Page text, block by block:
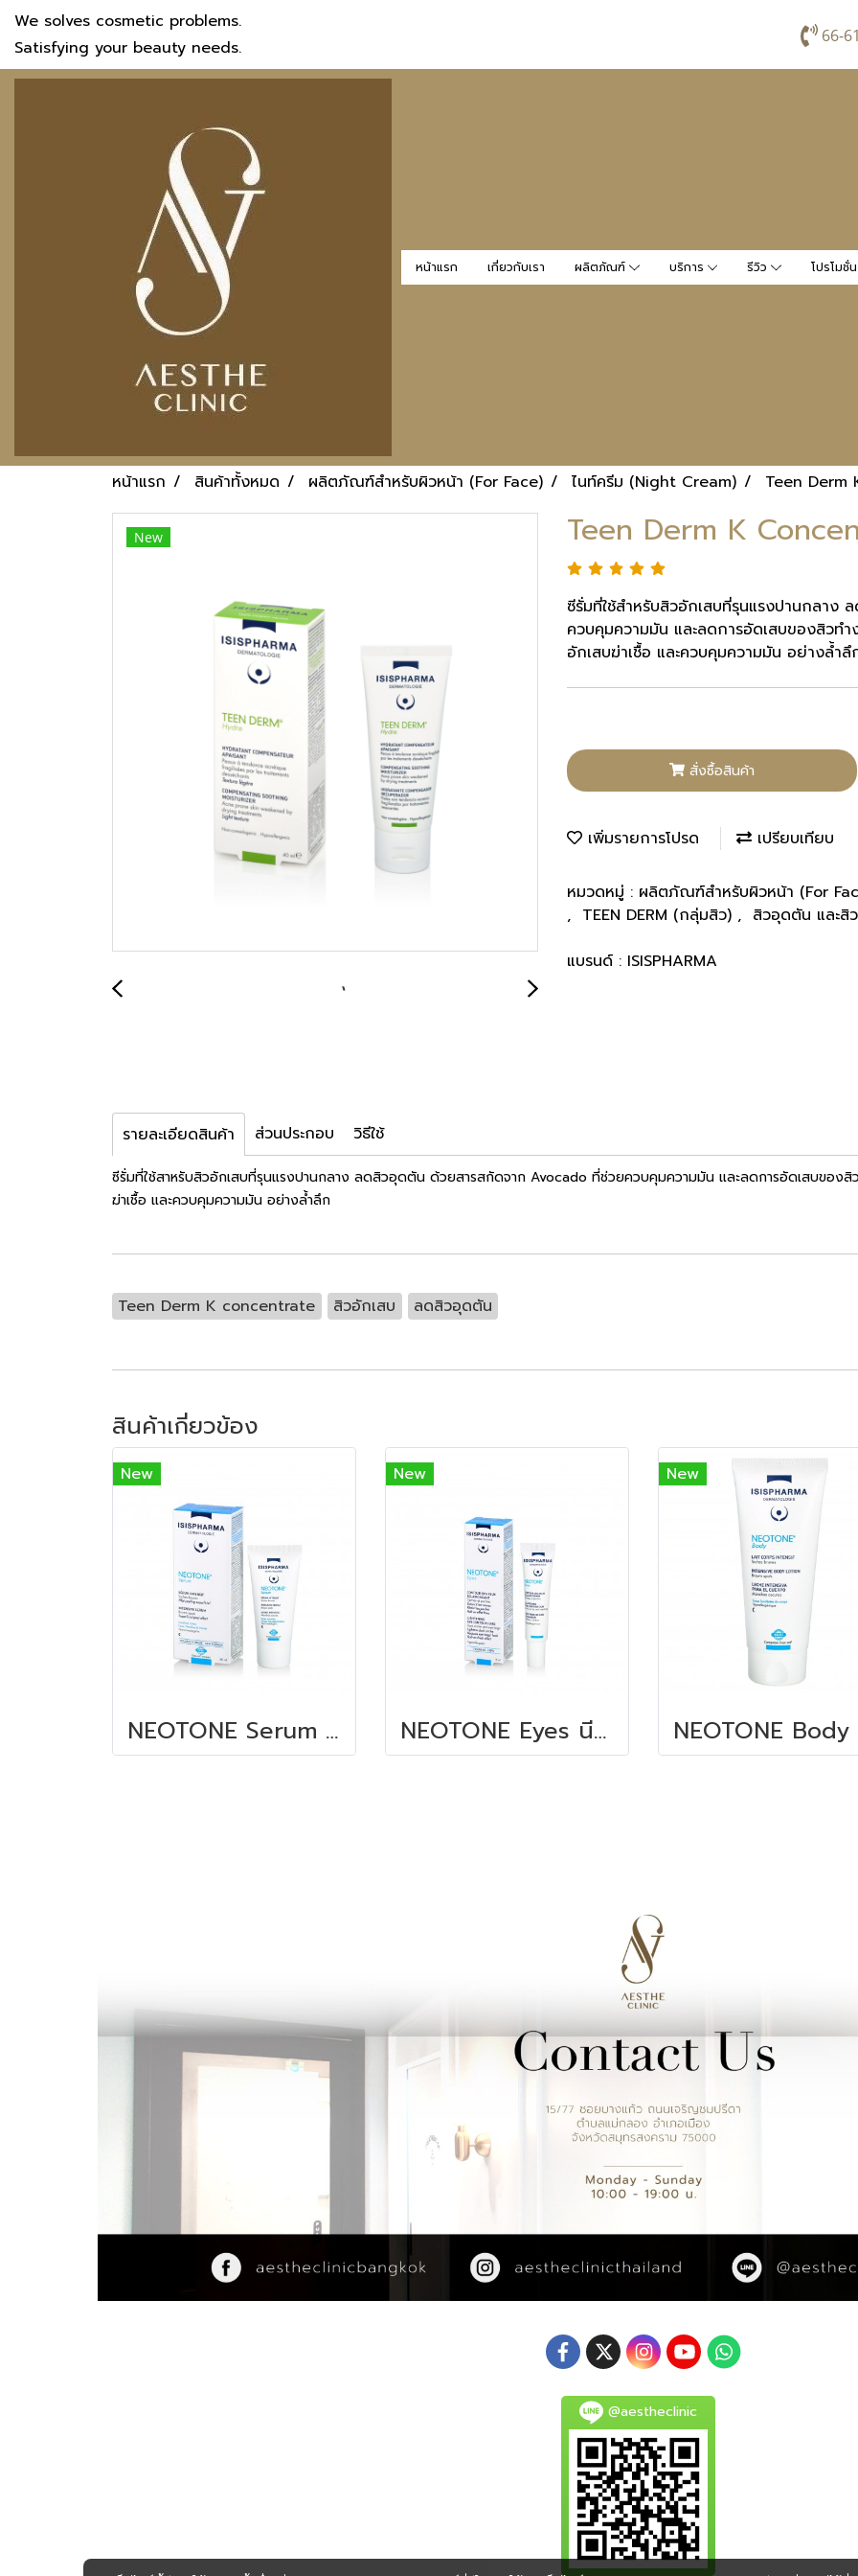
We solves cosmetic problems.
Satisfying your beauty needs.
66-
หน้าแรก เกี่ยวกับเรา ผลิตภัณฑ์ บริการ รีวิว โปรโมชั่
หน้าแรก สินค้าทั้งหมด ผลิตภัณฑ์สำหรับผิวหน้า (For Face) ไนท์ครีม (Night Cream) Teen Derm
New Teen Derm K
ซีรั่มที่ใช้สำหรับสิวอักเสบที่รุนแรงปานกลา
ควบคุมความมัน และลดการอัดเสบของสิวทำ
อักเสบฆ่าเชื้อ และควบคุมความมัน อย่างล้ำลึ
สั่งซื้อสินค้า
เพิ่มรายการโปรด เปรียบเทียบ
หมวดหมู่ : ผลิตภัณฑ์สำหรับผิวหน้า (For
, TEEN DERM (กลุ่มสิว) , สิวอุดตัน และสิ
แบรนด์ : ISISPHARMA
รายละเอียดสินค้า ส่วนประกอบ วิธีใช้
ซีรั่มที่ใช้สาหรับสิวอักเสบที่รุนแรงปานกลาง ลดสิวอุดตัน ด้วยสารสกัดจาก Avocado ที่ช่วยควบคุมความมัน และลดการอัดเสบของสิว
ฆ่าเชื้อ และควบคุมความมัน อย่างล้ำลึก
Teen Derm K concentrate สิวอักเสบ ลดสิวอุดตัน
สินค้าเกี่ยวข้อง
New
NEOTONE Serum นีโอโทน เซรั่ม 30 ML
New
NEOTONE Eyes นีโอโทน อายส์ 15 ML
New
@aestheclinic